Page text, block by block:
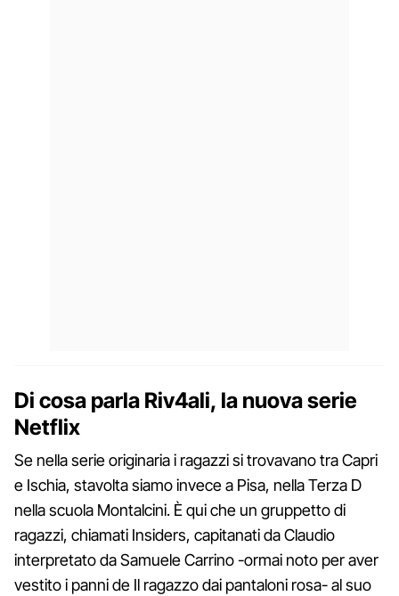
Di cosa parla Riv4ali, la nuova serie
Netflix
Se nella serie originaria i ragazzi si trovavano tra Capri
e Ischia, stavolta siamo invece a Pisa, nella Terza D
nella scuola Montalcini. È qui che un gruppetto di
ragazzi, chiamati Insiders, capitanati da Claudio
interpretato da Samuele Carrino -ormai noto per aver
vestito i panni de Il ragazzo dai pantaloni rosa- al suo